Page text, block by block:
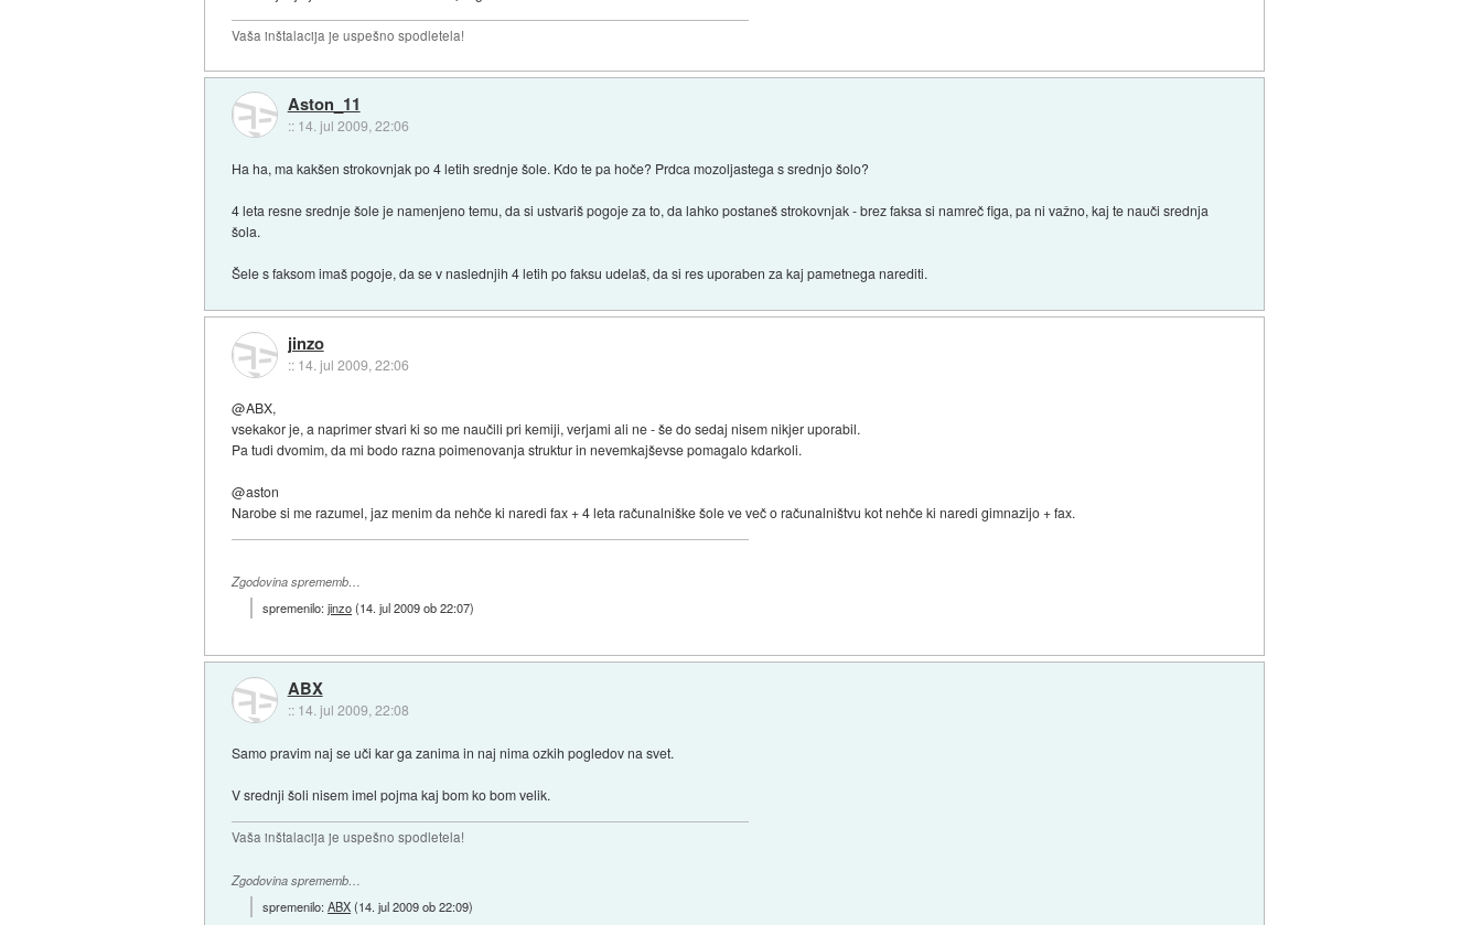
Vaša inštalacija je uspešno spodletela!
Aston_11
:: 14. jul 2009, 22:06
Ha ha, ma kakšen strokovnjak po 4 letih srednje šole. Kdo te pa hoče? Prdca mozoljastega s srednjo šolo?
4 leta resne srednje šole je namenjeno temu, da si ustvariš pogoje za to, da lahko postaneš strokovnjak - brez faksa si namreč figa, pa ni važno, kaj te nauči srednja
šola.
Šele s faksom imaš pogoje, da se v naslednjih 4 letih po faksu udelaš, da si res uporaben za kaj pametnega narediti.
jinzo
:: 14. jul 2009, 22:06
@ABX,
vsekakor je, a naprimer stvari ki so me naučili pri kemiji, verjami ali ne - še do sedaj nisem nikjer uporabil.
Pa tudi dvomim, da mi bodo razna poimenovanja struktur in nevemkajševse pomagalo kdarkoli.
@aston
Narobe si me razumel, jaz menim da nehče ki naredi fax + 4 leta računalniške šole ve več o računalništvu kot nehče ki naredi gimnazijo + fax.
Zgodovina sprememb…
spremenilo:jinzo(14. jul 2009 ob 22:07)
ABX
:: 14. jul 2009, 22:08
Samo pravim naj se uči kar ga zanima in naj nima ozkih pogledov na svet.
V srednji šoli nisem imel pojma kaj bom ko bom velik.
Vaša inštalacija je uspešno spodletela!
Zgodovina sprememb…
spremenilo:ABX(14. jul 2009 ob 22:09)